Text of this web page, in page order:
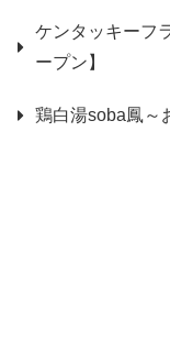
ケンタッキーフ
ープン】
鶏白湯soba鳳～